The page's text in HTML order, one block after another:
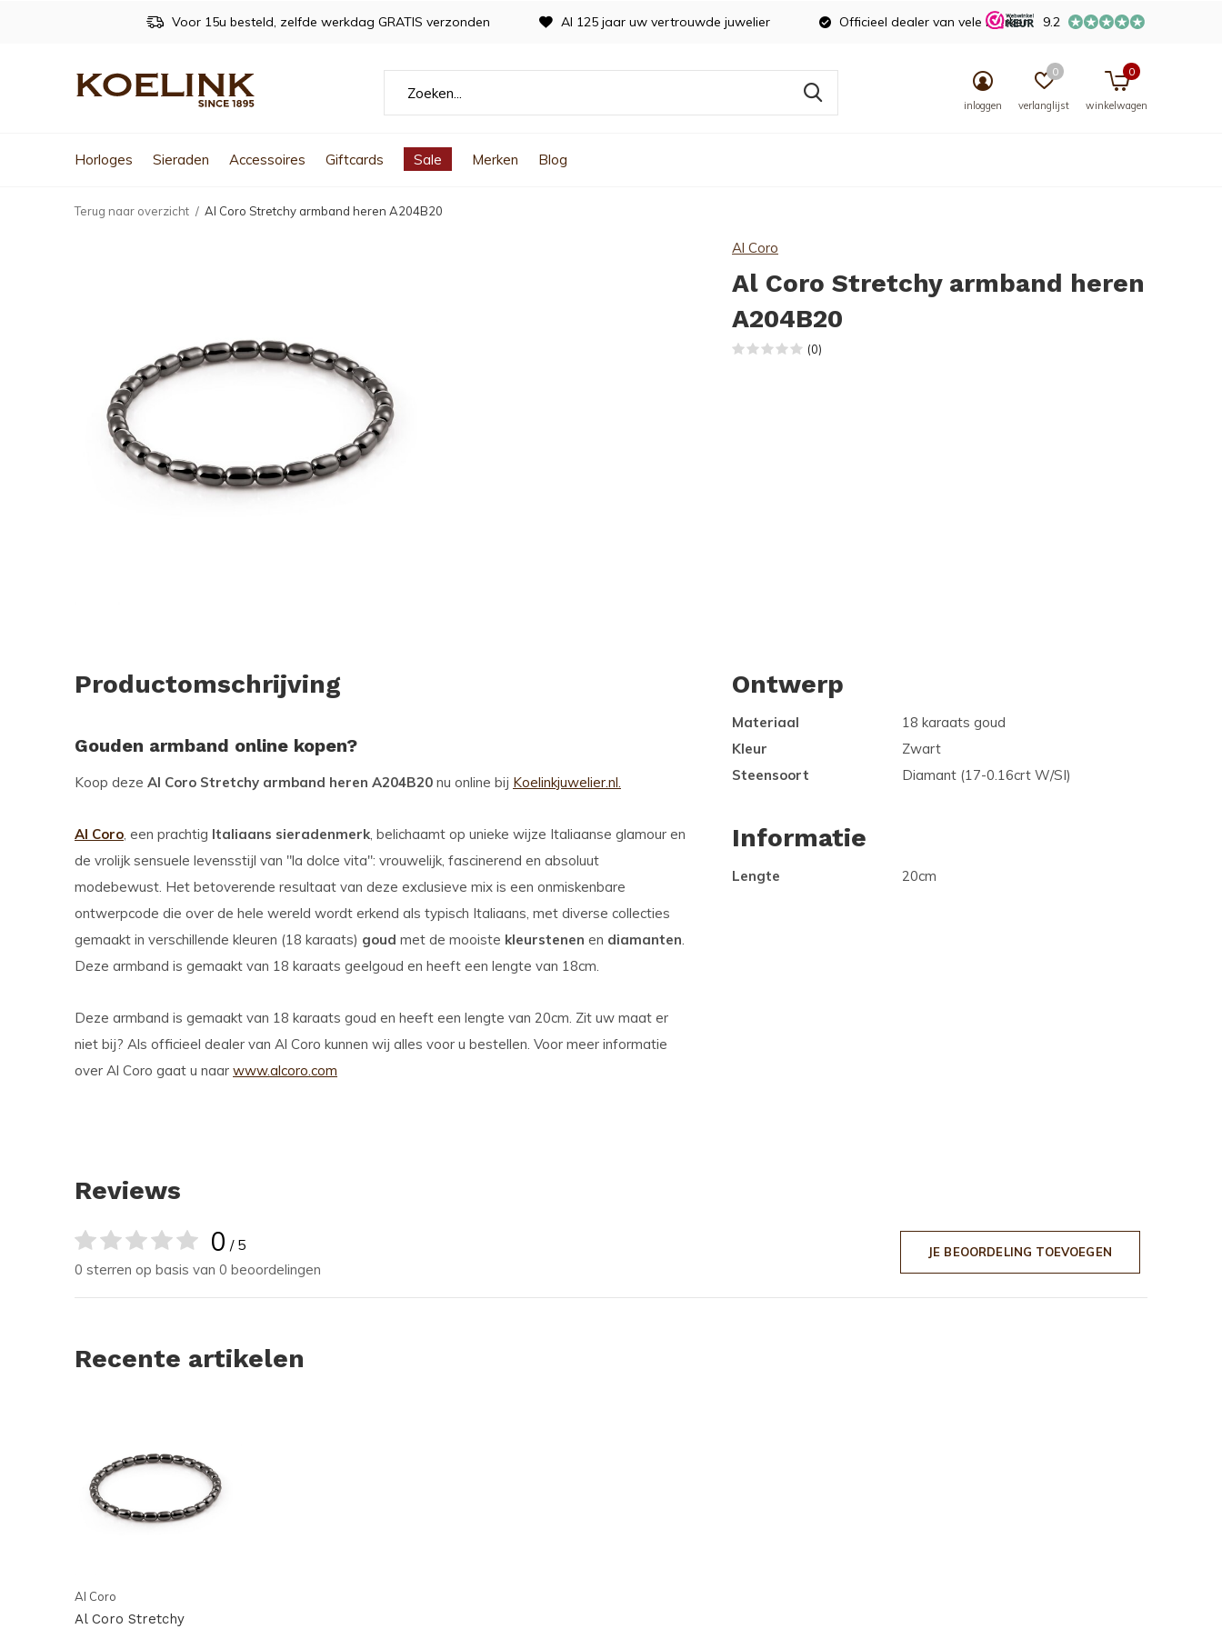
Horloges Sieraden Accessoires Giftcards Sale Merken Blog
inloggen verlanglijst
0
winkelwagen
0
Voor 15u besteld, zelfde werkdag GRATIS verzonden Al 125 jaar uw vertrouwde juwelier Officieel dealer van vele merken 9.2
Terug naar overzicht Al Coro Stretchy armband heren A204B20
Al Coro
Al Coro Stretchy armband heren
A204B20
(0)
Productomschrijving
Gouden armband online kopen?
Koop deze Al Coro Stretchy armband heren A204B20 nu online bij Koelinkjuwelier.nl.
Al Coro, een prachtig Italiaans sieradenmerk, belichaamt op unieke wijze Italiaanse glamour en
de vrolijk sensuele levensstijl van "la dolce vita": vrouwelijk, fascinerend en absoluut
modebewust. Het betoverende resultaat van deze exclusieve mix is ​​een onmiskenbare
ontwerpcode die over de hele wereld wordt erkend als typisch Italiaans, met diverse collecties
gemaakt in verschillende kleuren (18 karaats) goud met de mooiste kleurstenen en diamanten.
Deze armband is gemaakt van 18 karaats geelgoud en heeft een lengte van 18cm.
Deze armband is gemaakt van 18 karaats goud en heeft een lengte van 20cm. Zit uw maat er
niet bij? Als officieel dealer van Al Coro kunnen wij alles voor u bestellen. Voor meer informatie
over Al Coro gaat u naar www.alcoro.com
Ontwerp
Materiaal
18 karaats goud
Kleur
Zwart
Steensoort
Diamant (17-0.16crt W/SI)
Informatie
Lengte 20cm
Reviews
0 / 5
0 sterren op basis van 0 beoordelingen
JE BEOORDELING TOEVOEGEN
Recente artikelen
Al Coro
Al Coro Stretchy